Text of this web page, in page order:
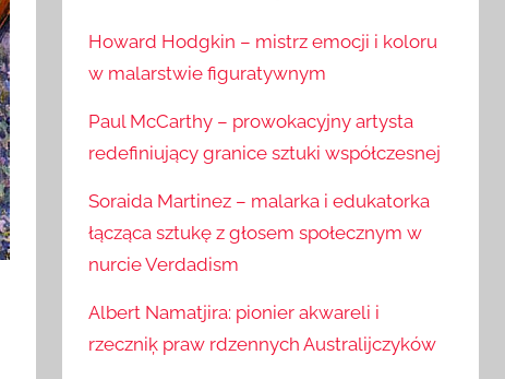
Howard Hodgkin – mistrz emocji i koloru
w malarstwie figuratywnym
Paul McCarthy – prowokacyjny artysta
redefiniujący granice sztuki współczesnej
Soraida Martinez – malarka i edukatorka
łącząca sztukę z głosem społecznym w
nurcie Verdadism
Albert Namatjira: pionier akwareli i
rzeczniķ praw rdzennych Australijczyków